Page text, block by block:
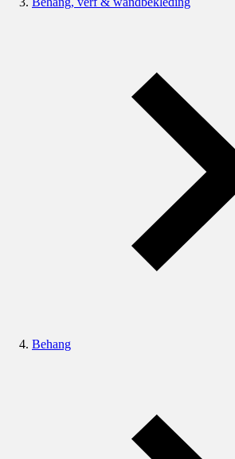
Behang